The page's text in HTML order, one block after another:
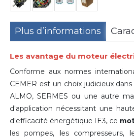
Plus d’informations
Les avantage du moteur
Conforme aux normes
CEMER est un choix judicieux
ALMO, SERMES ou une autre
d'application nécessitant une
d'efficacité énergétique IE3, ce
les pompes, les compresseurs,